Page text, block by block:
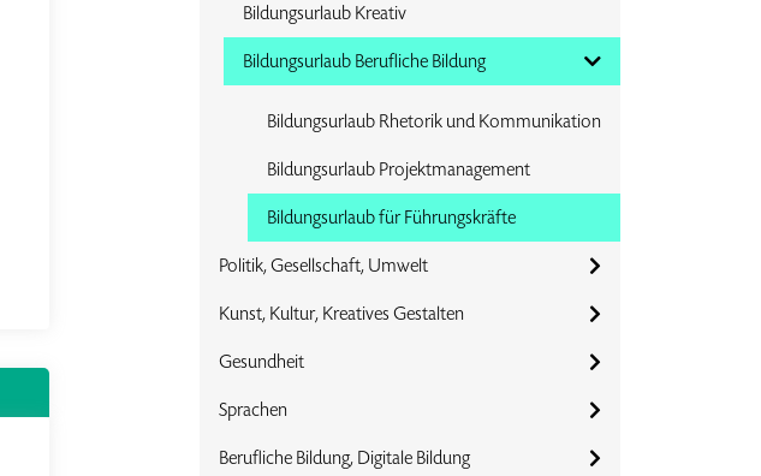
Bildungsurlaub Kreativ
Bildungsurlaub Berufliche Bildung
Bildungsurlaub Rhetorik und Kommunikation
Bildungsurlaub Projektmanagement
Bildungsurlaub für Führungskräfte
Politik, Gesellschaft, Umwelt
Kunst, Kultur, Kreatives Gestalten
Gesundheit
Sprachen
Berufliche Bildung, Digitale Bildung